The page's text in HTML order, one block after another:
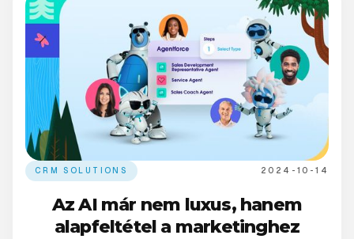
CRM SOLUTIONS 2024-10-14
Az AI már nem luxus, hanem
alapfeltétel a marketinghez